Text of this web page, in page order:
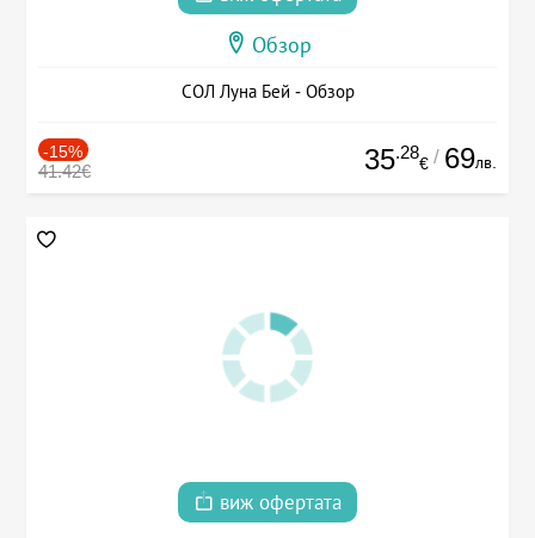
Обзор
СОЛ Луна Бей - Обзор
-15%
41.42€ 35.28
€ / 69лв.
виж офертата